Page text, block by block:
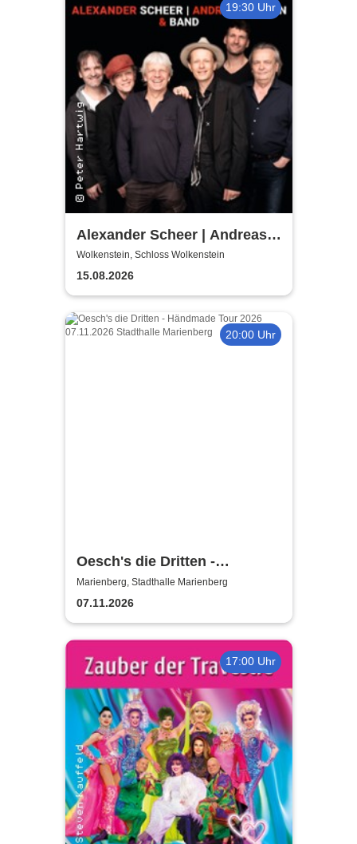
19:30 Uhr
Alexander Scheer | Andreas
Dresen & Band spielen (nicht
nur) Gundermann
Wolkenstein, Schloss Wolkenstein
15.08.2026
20:00 Uhr
Oesch's die Dritten -
Händmade Tour 2025
Marienberg, Stadthalle Marienberg
07.11.2026
17:00 Uhr